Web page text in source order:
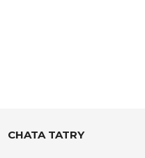
CHATA TATRY